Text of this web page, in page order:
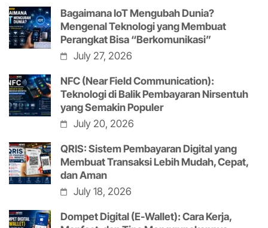
Bagaimana IoT Mengubah Dunia?
Mengenal Teknologi yang Membuat
Perangkat Bisa “Berkomunikasi”
July 27, 2026
NFC (Near Field Communication):
Teknologi di Balik Pembayaran Nirsentuh
yang Semakin Populer
July 20, 2026
QRIS: Sistem Pembayaran Digital yang
Membuat Transaksi Lebih Mudah, Cepat,
dan Aman
July 18, 2026
Dompet Digital (E-Wallet): Cara Kerja,